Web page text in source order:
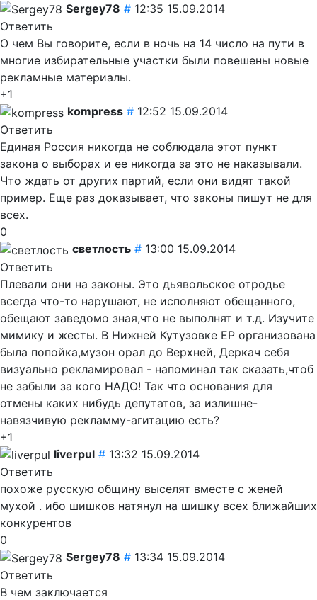
Sergey78 # 12:35 15.09.2014
Ответить
О чем Вы говорите, если в ночь на 14 число на пути в
многие избирательные участки были повешены новые
рекламные материалы.
+1
kompress # 12:52 15.09.2014
Ответить
Единая Россия никогда не соблюдала этот пункт
закона о выборах и ее никогда за это не наказывали.
Что ждать от других партий, если они видят такой
пример. Еще раз доказывает, что законы пишут не для
всех.
0
светлость # 13:00 15.09.2014
Ответить
Плевали они на законы. Это дьявольское отродье
всегда что-то нарушают, не исполняют обещанного,
обещают заведомо зная,что не выполнят и т.д. Изучите
мимику и жесты. В Нижней Кутузовке ЕР организована
была попойка,музон орал до Верхней, Деркач себя
визуально рекламировал - напоминал так сказать,чтоб
не забыли за кого НАДО! Так что основания для
отмены каких нибудь депутатов, за излишне-
навязчивую рекламму-агитацию есть?
+1
liverpul # 13:32 15.09.2014
Ответить
похоже русскую общину выселят вместе с женей
мухой . ибо шишков натянул на шишку всех ближайших
конкурентов
0
Sergey78 # 13:34 15.09.2014
Ответить
В чем заключается